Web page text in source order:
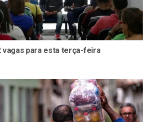
vagas para esta terça-feira